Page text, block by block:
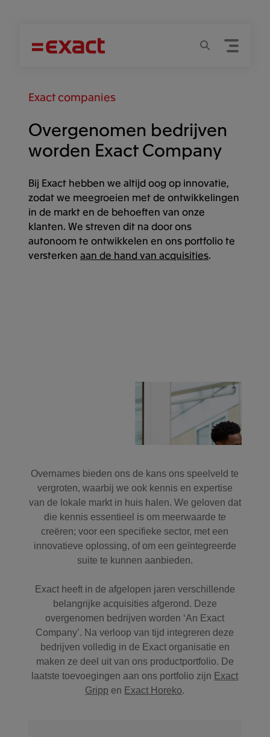
Menu
Zoeken
Exact companies
Overgenomen bedrijven
worden Exact Company
Bij Exact hebben we altijd oog op innovatie,
zodat we meegroeien met de ontwikkelingen
in de markt en de behoeften van onze
klanten. We streven dit na door ons
autonoom te ontwikkelen en ons portfolio te
versterken aan de hand van acquisities.
Overnames bieden ons de kans ons speelveld te
vergroten, waarbij we ook kennis en expertise
van de lokale markt in huis halen. We geloven dat
die kennis essentieel is om meerwaarde te
creëren; voor een specifieke sector, met een
innovatieve oplossing, of om een geïntegreerde
suite te kunnen aanbieden.
Exact heeft in de afgelopen jaren verschillende
belangrijke acquisities afgerond. Deze
overgenomen bedrijven worden ‘An Exact
Company’. Na verloop van tijd integreren deze
bedrijven volledig in de Exact organisatie en
maken ze deel uit van ons productportfolio. De
laatste toevoegingen aan ons portfolio zijn Exact
Gripp en Exact Horeko.